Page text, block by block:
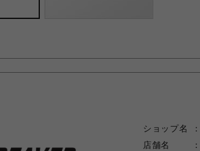
ショップ名
店舗名